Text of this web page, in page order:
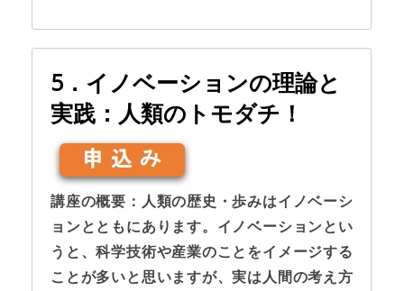
5．イノベーションの理論と
実践：人類のトモダチ！
講座の概要：人類の歴史・歩みはイノベーシ
ョンとともにあります。イノベーションとい
うと、科学技術や産業のことをイメージする
ことが多いと思いますが、実は人間の考え方